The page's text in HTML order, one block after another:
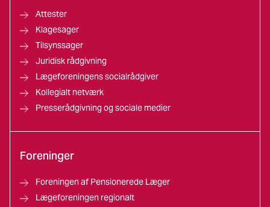
Attester
Klagesager
Tilsynssager
Juridisk rådgivning
Lægeforeningens socialrådgiver
Kollegialt netværk
Presserådgivning og sociale medier
Foreninger
Foreningen af Pensionerede Læger
Lægeforeningen regionalt